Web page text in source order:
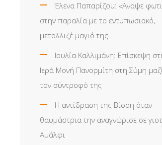
Έλενα Παπαρίζου: «Άναψε
στην παραλία με το εντυπωσιακό,
μεταλλιζέ μαγιό της
Ιουλία Καλλιμάνη: Επίσκεψη
Ιερά Μονή Πανορμίτη στη Σύμη
τον σύντροφό της
Η αντίδραση της Βίσση όταν
θαυμάστρια την αναγνώρισε σε
Αμάλφι